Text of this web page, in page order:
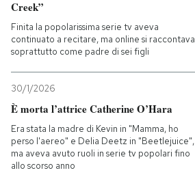
Creek”
Finita la popolarissima serie tv aveva
continuato a recitare, ma online si raccontava
soprattutto come padre di sei figli
30/1/2026
È morta l’attrice Catherine O’Hara
Era stata la madre di Kevin in "Mamma, ho
perso l'aereo" e Delia Deetz in "Beetlejuice",
ma aveva avuto ruoli in serie tv popolari fino
allo scorso anno